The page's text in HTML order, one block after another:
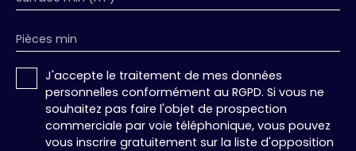
individuels par logement : parfait pour louer
séparément ou revendre à la découpe - Garage +
place de parking intérieure + 3 stationnements
privatifs supplémentaires - Façade et toiture en
excellent état - Emplacement stratégique — fort
potentiel locatif et de revente SECTEUR &
COMMODITÉS : Ambilly est une commune de
Pièces min
J'accepte le traitement de mes données
personnelles conformément au RGPD. Si vous ne
souhaitez pas faire l'objet de prospection
commerciale par voie téléphonique, vous pouvez
vous inscrire gratuitement sur la liste d'opposition